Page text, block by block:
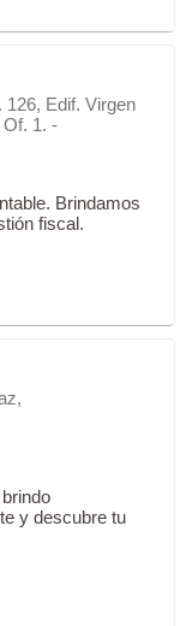
Edif. Virgen
1. -
Brindamos
fiscal.
y descubre tu